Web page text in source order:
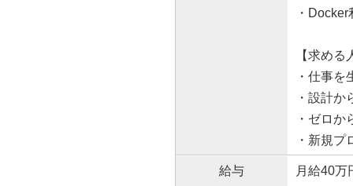
・
【求める
・仕事
・設計
・ゼロ
・新規
給与 月給40万